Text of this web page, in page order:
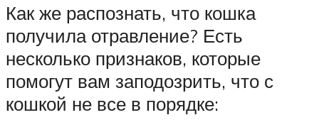
Как же распознать, что кошка
получила отравление? Есть
несколько признаков, которые
помогут вам заподозрить, что с
кошкой не все в порядке: